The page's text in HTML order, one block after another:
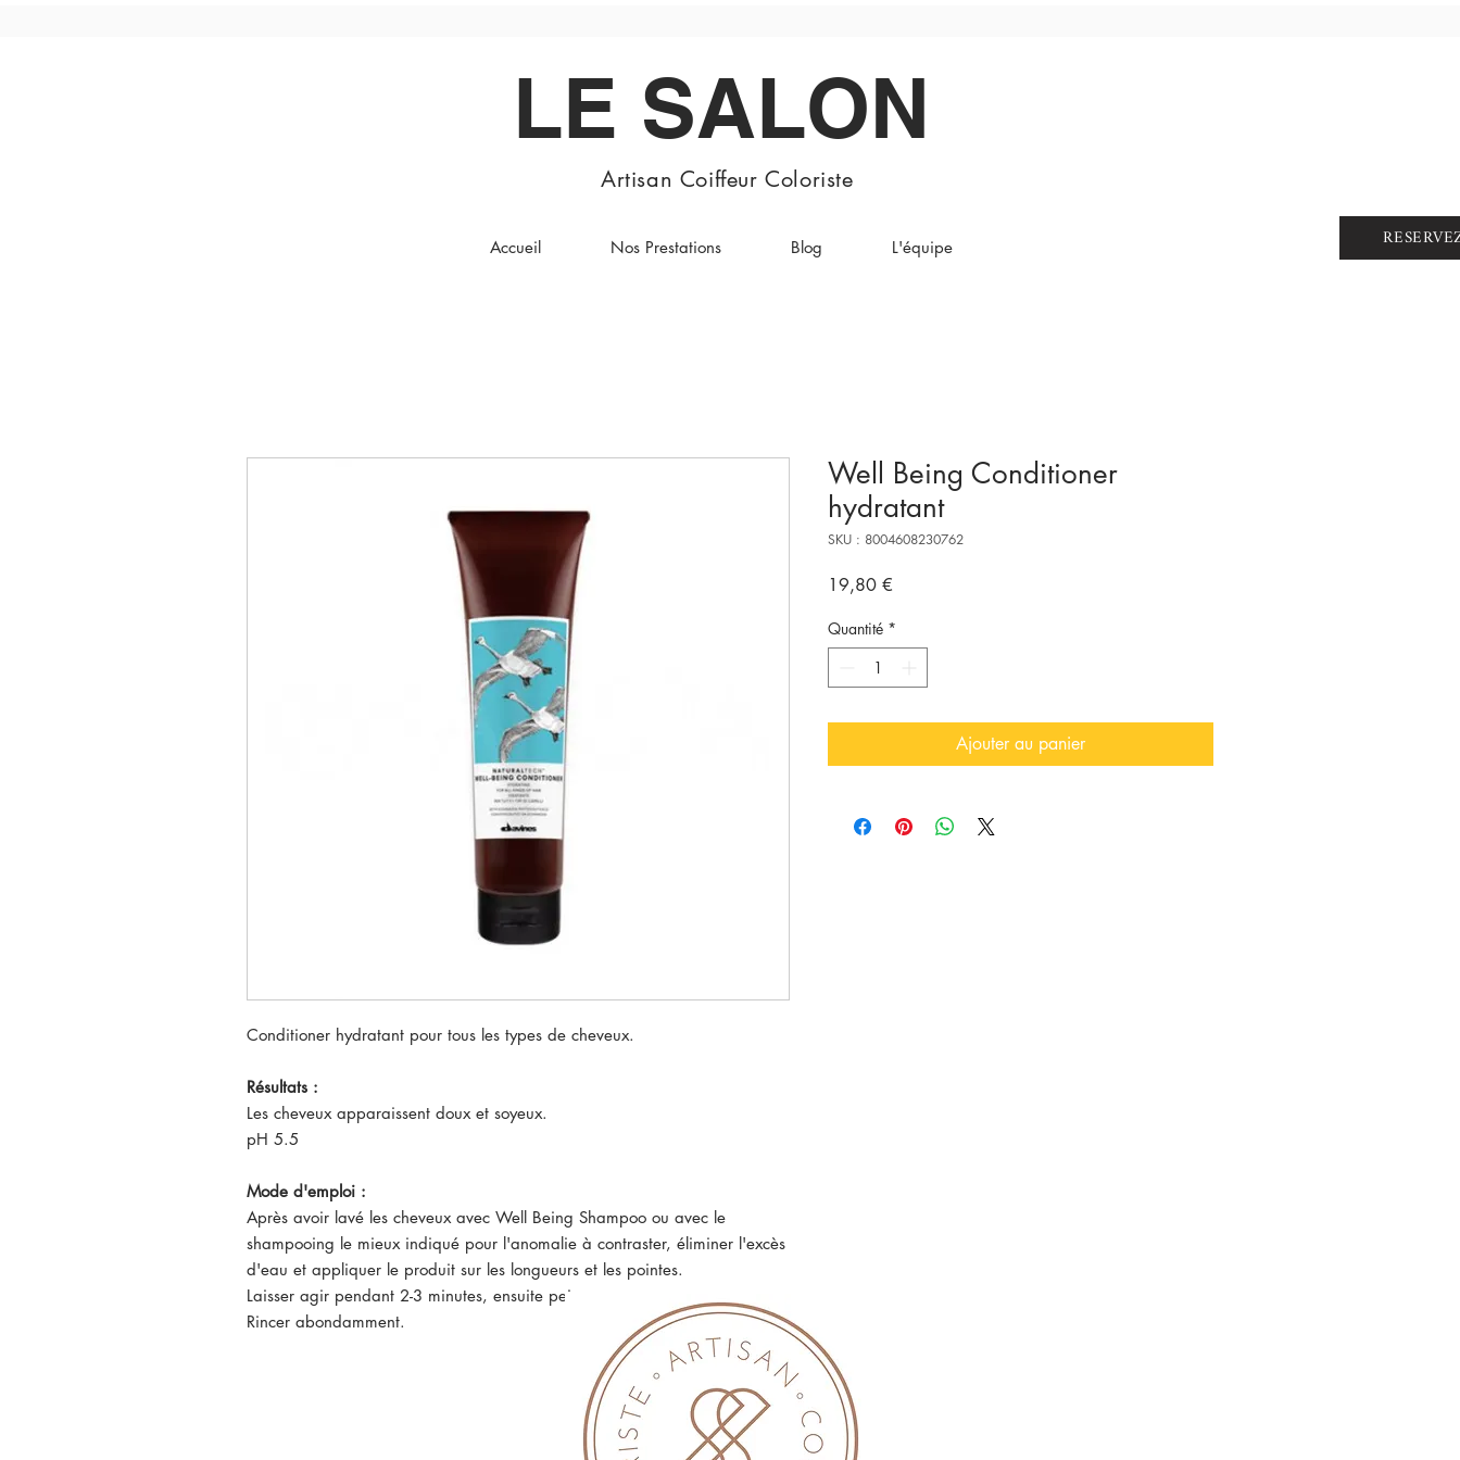
LE SALON
Artisan Coiffeur Coloriste
Accueil Nos Prestations Blog L'équipe
Conditioner hydratant pour tous les types de cheveux.
Résultats :
Les cheveux apparaissent doux et soyeux.
pH 5.5
Mode d'emploi :
Après avoir lavé les cheveux avec Well Being Shampoo ou avec le
shampooing le mieux indiqué pour l'anomalie à contraster, éliminer l'excès
d'eau et appliquer le produit sur les longueurs et les pointes.
Laisser agir pendant 2-3 minutes, ensuite peigner.
Rincer abondamment.
Well Being Conditioner
hydratant
SKU : 8004608230762
19,80 €
Quantité *
Ajouter au panier